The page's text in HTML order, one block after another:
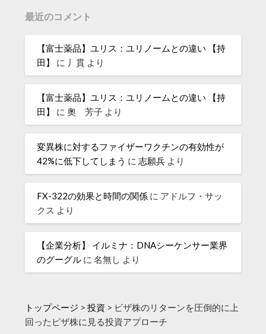
最近のコメント
【富士薬品】ユリス：ユリノームとの違い 【持
田】
に 丿貫 より
【富士薬品】ユリス：ユリノームとの違い 【持
田】
に奧 芳子 より
変異株に対するファイザーワクチンの有効性が
42%に低下してしまう に志願兵 より
FX-322の効果と時間の関係 に アドルフ・サッ
クス より
【企業分析】 イルミナ：DNAシーケンサー業界
のグーグル に名無し より
トップページ >投資 > ビザ株のリターンを圧倒的に上
回ったピザ株に見る投資アプローチ